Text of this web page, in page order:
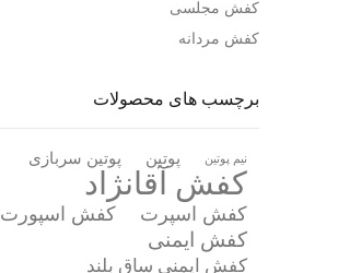
کفش مجلسی
کفش مردانه
برچسب های محصولات
نیم پوتین پوتین پوتین سربازی
کفش آقانژاد
کفش اسپرت کفش اسپورت
کفش ایمنی
کفش ایمنی ساق بلند